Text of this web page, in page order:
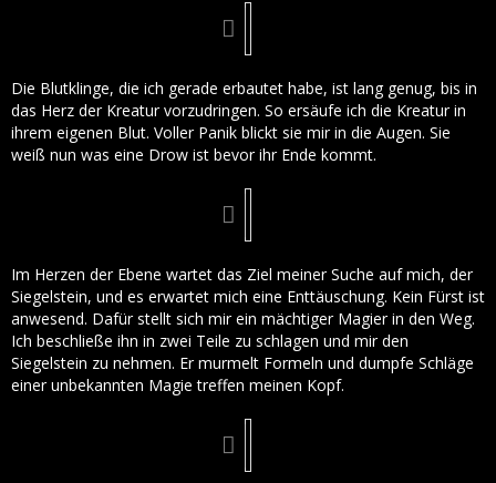
Die Blutklinge, die ich gerade erbautet habe, ist lang genug, bis in
das Herz der Kreatur vorzudringen. So ersäufe ich die Kreatur in
ihrem eigenen Blut. Voller Panik blickt sie mir in die Augen. Sie
weiß nun was eine Drow ist bevor ihr Ende kommt.
Im Herzen der Ebene wartet das Ziel meiner Suche auf mich, der
Siegelstein, und es erwartet mich eine Enttäuschung. Kein Fürst ist
anwesend. Dafür stellt sich mir ein mächtiger Magier in den Weg.
Ich beschließe ihn in zwei Teile zu schlagen und mir den
Siegelstein zu nehmen. Er murmelt Formeln und dumpfe Schläge
einer unbekannten Magie treffen meinen Kopf.